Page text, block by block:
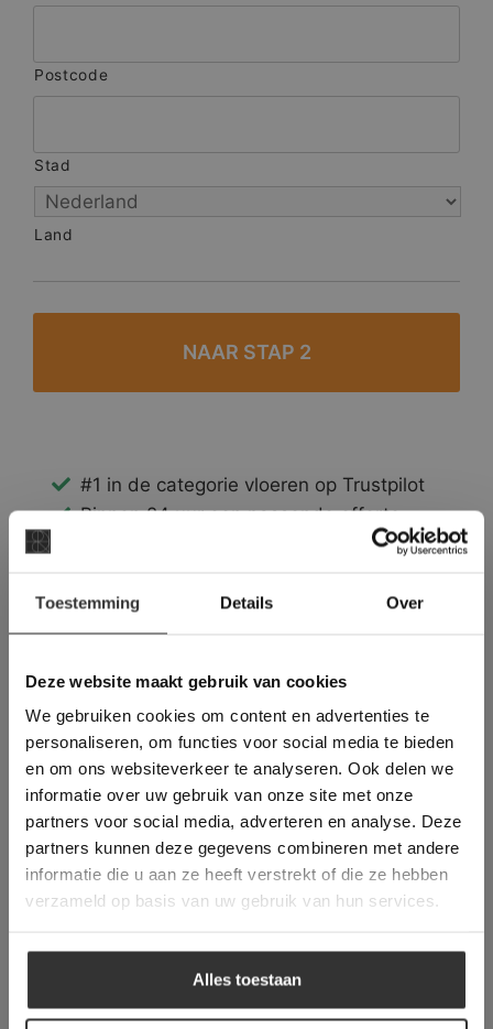
Toestemming Details Over
Deze website maakt gebruik van cookies
We gebruiken cookies om content en advertenties te
personaliseren, om functies voor social media te bieden
en om ons websiteverkeer te analyseren. Ook delen we
informatie over uw gebruik van onze site met onze
partners voor social media, adverteren en analyse. Deze
partners kunnen deze gegevens combineren met andere
informatie die u aan ze heeft verstrekt of die ze hebben
verzameld op basis van uw gebruik van hun services.
Alles toestaan
Postcode
Stad
Land
#1 in de categorie vloeren op Trustpilot
Binnen 24 uur een passende offerte
Legwerk vanuit het tegelzettersgilde
Meer dan 500 m2 showtuin
Deze website maakt
gebruik van cookies.
This Cookie Banner was deleted and is no
longer working. Please contact the website
administrator.
Deze website gebruikt cookies om de
gebruikerservaring te verbeteren. Door
gebruik te maken van onze website geeft u
toestemming voor alle cookies in
overeenstemming met ons cookiebeleid.Lees
verder
ALLES ACCEPTEREN
ALLES AFWIJZEN
DETAILS WEERGEVEN